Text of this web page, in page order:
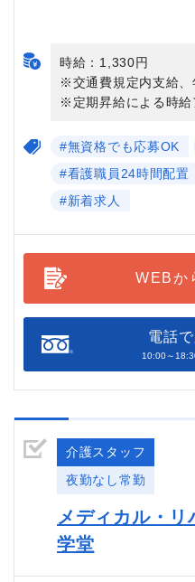
時給：1,330円
※交通費規定内支給、
※定期昇給による時
#無資格でも応募OK
#看護職員24時間配置
#新着求人
WEBか
電話
10:00～
介護スタッフ
夜勤なし常勤
メディカル・
学堂